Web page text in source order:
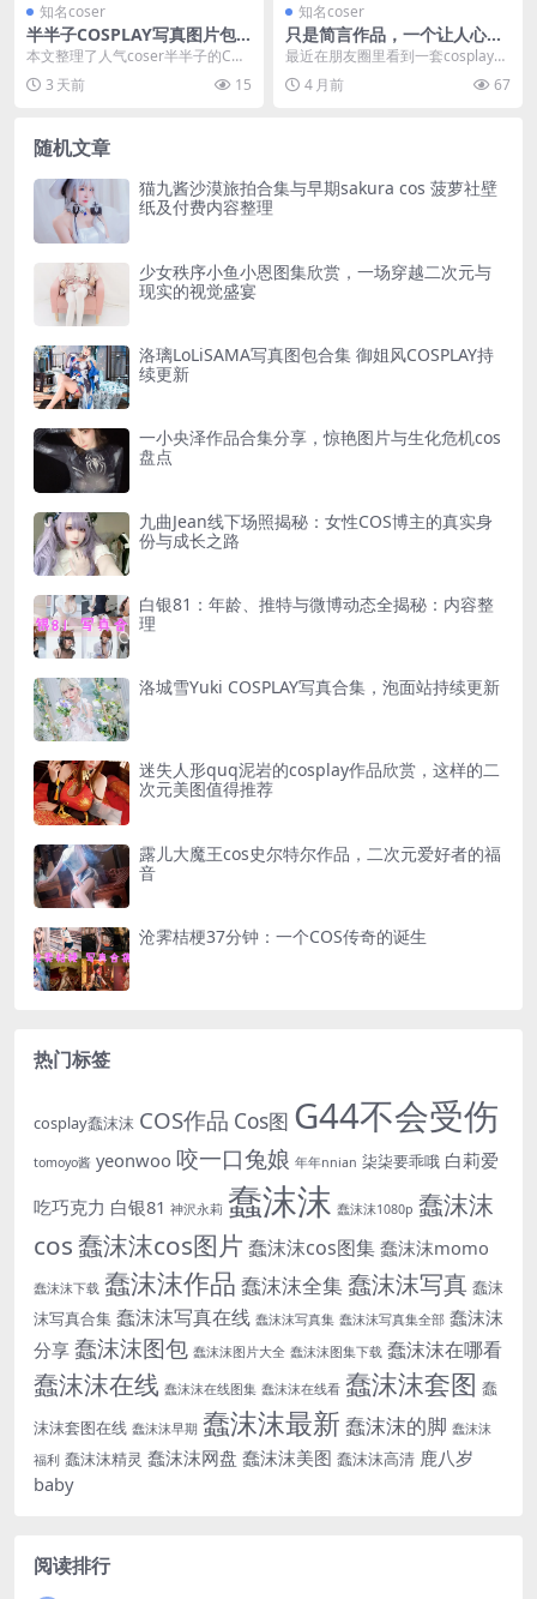
知名coser
半半子COSPLAY写真图片包
合集，持续更新中
本文整理了人气coser半半子的COS
PLAY写真图片包合集，内容包括她
的代表性...
3 天前 15
知名coser
只是简言作品，一个让人心动
的独特cosplay世界
最近在朋友圈里看到一套cosplay写
真集，被那精致又充满个性的装扮
盯了好久，手...
4 月前 67
随机文章
猫九酱沙漠旅拍合集与早期sakura cos 菠萝社壁
纸及付费内容整理
少女秩序小鱼小恩图集欣赏，一场穿越二次元与
现实的视觉盛宴
洛璃LoLiSAMA写真图包合集 御姐风COSPLAY持
续更新
一小央泽作品合集分享，惊艳图片与生化危机cos
盘点
九曲Jean线下场照揭秘：女性COS博主的真实身
份与成长之路
白银81：年龄、推特与微博动态全揭秘：内容整
理
洛城雪Yuki COSPLAY写真合集，泡面站持续更新
迷失人形quq泥岩的cosplay作品欣赏，这样的二
次元美图值得推荐
露儿大魔王cos史尔特尔作品，二次元爱好者的福
音
沧霁桔梗37分钟：一个COS传奇的诞生
热门标签
cosplay蠢沫沫 COS作品 Cos图 G44不会受伤
tomoyo酱 yeonwoo 咬一口兔娘 年年nnian 柒柒要乖哦 白莉爱
吃巧克力 白银81 神沢永莉 蠢沫沫 蠢沫沫1080p 蠢沫沫
cos蠢沫沫cos图片 蠢沫沫cos图集 蠢沫沫momo
蠢沫沫下载 蠢沫沫作品 蠢沫沫全集蠢沫沫写真 蠢沫
沫写真合集 蠢沫沫写真在线 蠢沫沫写真集 蠢沫沫写真集全部 蠢沫沫
分享 蠢沫沫图包 蠢沫沫图片大全 蠢沫沫图集下载 蠢沫沫在哪看
蠢沫沫在线 蠢沫沫在线图集 蠢沫沫在线看 蠢沫沫套图 蠢
沫沫套图在线 蠢沫沫早期 蠢沫沫最新 蠢沫沫的脚 蠢沫沫
福利 蠢沫沫精灵 蠢沫沫网盘 蠢沫沫美图 蠢沫沫高清 鹿八岁
baby
阅读排行